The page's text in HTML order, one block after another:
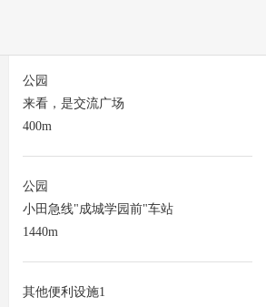
公园
来看，是交流广场
400m
公园
小田急线"成城学园前"车站
1440m
其他便利设施1